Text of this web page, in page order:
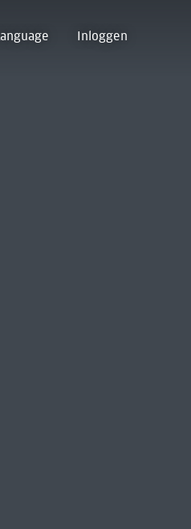
Inloggen